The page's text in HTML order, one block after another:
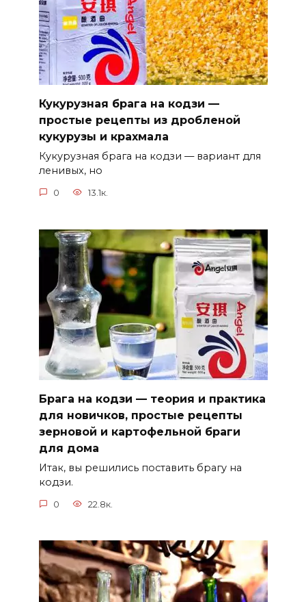
Кукурузная брага на кодзи —
простые рецепты из дробленой
кукурузы и крахмала
Кукурузная брага на кодзи — вариант для
ленивых, но
0 13.1к.
Брага на кодзи — теория и практика
для новичков, простые рецепты
зерновой и картофельной браги
для дома
Итак, вы решились поставить брагу на
кодзи.
0 22.8к.